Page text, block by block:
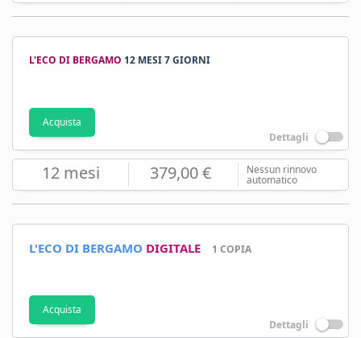
L'ECO DI BERGAMO 12 MESI 7 GIORNI
Acquista
Dettagli
12 mesi 379,00 € Nessun rinnovo
automatico
L'ECO DI BERGAMO DIGITALE 1 COPIA
Acquista
Dettagli